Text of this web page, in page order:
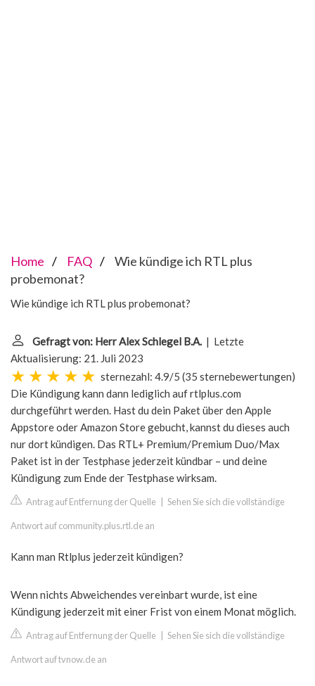
Home FAQ
Wie kündige ich RTL plus
probemonat?
Wie kündige ich RTL plus probemonat?
Gefragt von: Herr Alex Schlegel B.A. | Letzte
Aktualisierung: 21. Juli 2023
sternezahl: 4.9/5 (35 sternebewertungen)
Die Kündigung kann dann lediglich auf rtlplus.com
durchgeführt werden. Hast du dein Paket über den Apple
Appstore oder Amazon Store gebucht, kannst du dieses auch
nur dort kündigen. Das RTL+ Premium/Premium Duo/Max
Paket ist in der Testphase jederzeit kündbar – und deine
Kündigung zum Ende der Testphase wirksam.
Antrag auf Entfernung der Quelle Sehen Sie sich die vollständige
Antwort auf community.plus.rtl.de an
Kann man Rtlplus jederzeit kündigen?
Wenn nichts Abweichendes vereinbart wurde, ist eine
Kündigung jederzeit mit einer Frist von einem Monat möglich.
Antrag auf Entfernung der Quelle Sehen Sie sich die vollständige
Antwort auf tvnow.de an